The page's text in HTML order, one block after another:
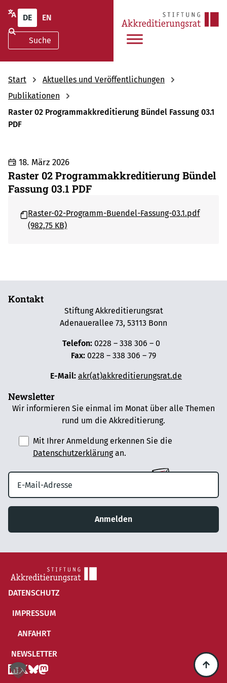
DE EN
Start
Aktuelles und Veröffentlichungen
Publikationen
Raster 02 Programmakkreditierung Bündel Fassung 03.1
PDF
18. März 2026
Raster 02 Programmakkreditierung Bündel
Fassung 03.1 PDF
Raster-02-Programm-Buendel-Fassung-03.1.pdf
(982,75 KB)
Kontakt
Stiftung Akkreditierungsrat
Adenauerallee 73, 53113 Bonn
Telefon:0228 – 338 306 – 0
Fax: 0228 – 338 306 – 79
E-Mail: akr(at)akkreditierungsrat.de
Newsletter
Wir informieren Sie einmal im Monat über alle Themen
rund um die Akkreditierung.
Mit Ihrer Anmeldung erkennen Sie die
Datenschutzerklärungan.
Anmelden
DATENSCHUTZ
IMPRESSUM
ANFAHRT
NEWSLETTER